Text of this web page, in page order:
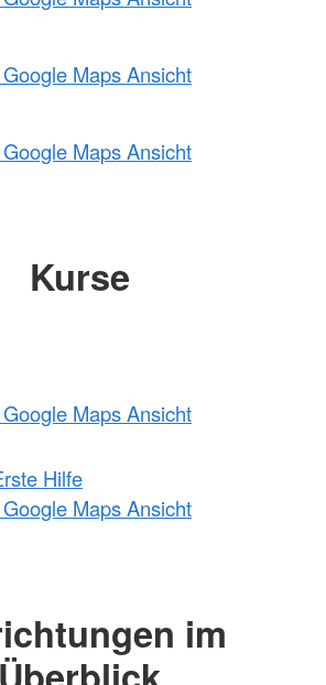
Maps Ansicht
Maps Ansicht
Kurse
Maps Ansicht
Hilfe
Maps Ansicht
im